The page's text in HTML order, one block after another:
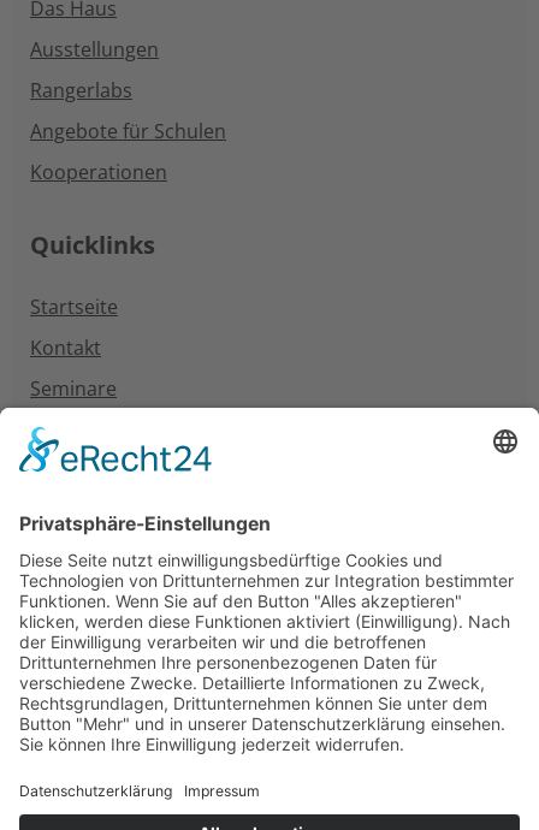
Das Haus
Ausstellungen
Rangerlabs
Angebote für Schulen
Kooperationen
Quicklinks
Startseite
Kontakt
Seminare
Neuigkeiten
Unterstützung
Information
Impressum
Datenschutz
Barrierefreiheitserklärung
Medienhinweis EMFA
Cookie-Einstellungen